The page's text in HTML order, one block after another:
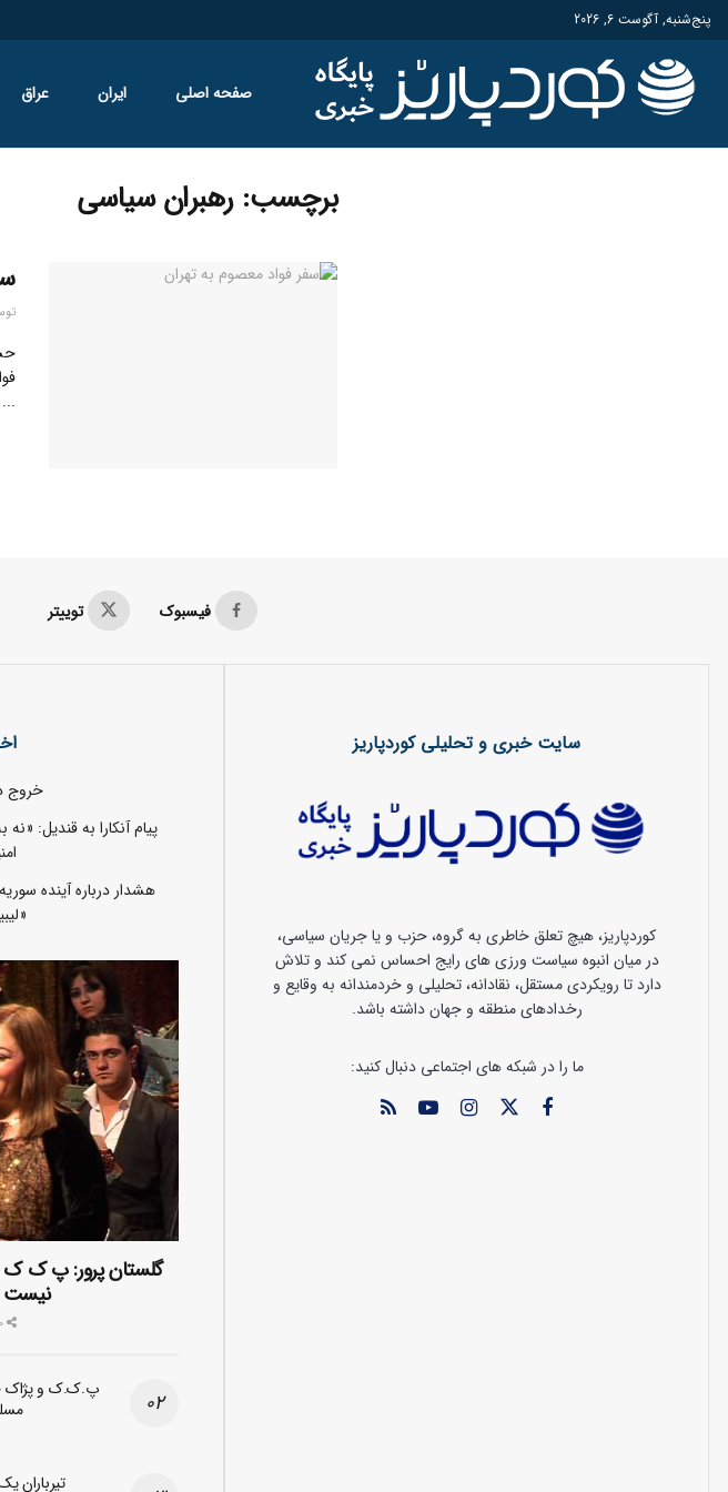
پنج‌شنبه, آگوست 6, 2026
صفحه اصلی ایران عراق
برچسب:رهبران سياسي
...
فیسبوک توییتر
سایت خبری و تحلیلی کوردپاریز
کوردپاریز، هیچ تعلق خاطری به گروه، حزب و یا جریان سیاسی،
در میان انبوه سیاست ورزی های رایج احساس نمی کند و تلاش
دارد تا رویکردی مستقل، نقادانه، تحلیلی و خردمندانه به وقایع و
رخدادهای منطقه و جهان داشته باشد.
ما را در شبکه های اجتماعی دنبال کنید:
خروج
پیام آنکارا به قندیل:
هشدار درباره آینده
گلستان پرور: پ ک
نیست
0 اشتراک ها
پ.ک.ک و پژاک